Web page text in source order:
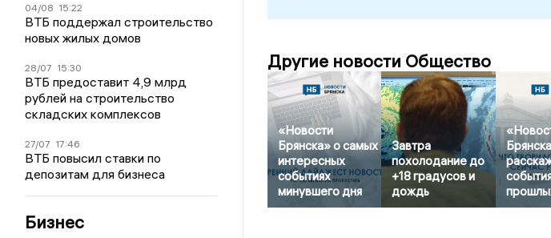
04/08 15:22
ВТБ поддержал строительство
новых жилых домов
28/07 15:30
ВТБ предоставит 4,9 млрд
рублей на строительство
складских комплексов
27/07 17:46
ВТБ повысил ставки по
депозитам для бизнеса
Бизнес
Другие новости Общество
«Новости
Брянска» о самых
интересных
событиях
минувшего дня
Завтра
похолодание до
+18 градусов и
дождь